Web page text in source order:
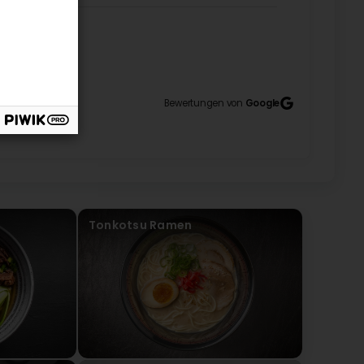
Bewertungen von Google
Tonkotsu Ramen